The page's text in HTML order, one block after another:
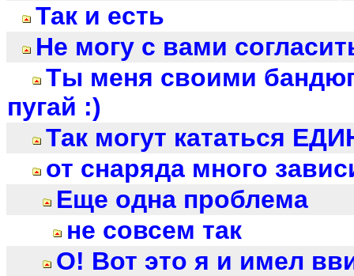
Так и есть
Не могу с вами
Ты меня своими
пугай :)
Так могут кататься
от снаряда много
Еще одна проблема
не совсем так
О! Вот это я и имел